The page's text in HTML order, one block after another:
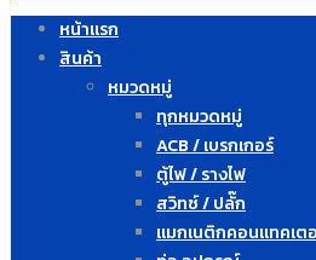
หน้าแรก
สินค้า
หมวดหมู่
ทุกหมวดหมู่
ACB / เบรกเกอร์
ตู้ไฟ / รางไฟ
สวิทซ์ / ปลั๊ก
แมกเนติกคอนแทคเต